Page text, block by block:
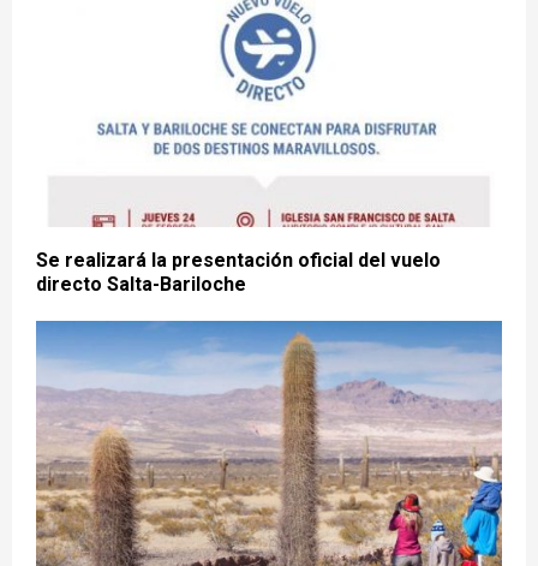
Se realizará la presentación oficial del vuelo
directo Salta-Bariloche